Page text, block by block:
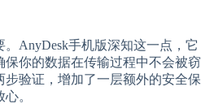
AnyDesk手机版深知这一点，它
你的数据在传输过程中不会被窃
验证，增加了一层额外的安全保
。